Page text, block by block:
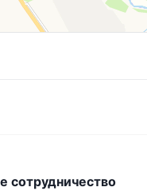
сотрудничество